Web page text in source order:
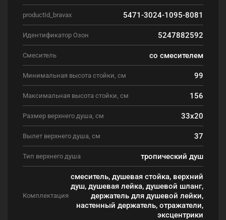
productId_bravax 5471-3024-1095-8081
Идентификатор Озон 5247882592
Смеситель со смесителем
Минимальная высота стойки, см 99
Максимальная высота стойки, см 156
Размер верхнего душа, см 33x20
Вылет верхнего душа, см 37
Тип верхнего душа тропический душ
Комплектация
смеситель, душевая стойка, верхний
душ, душевая лейка, душевой шланг,
держатель для душевой лейки,
настенный держатель, отражатели,
эксцентрики